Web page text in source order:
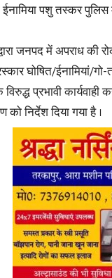
ईनामिया पशु तस्कर
जनपद में अपराध की
घोषित/ईनामियां/
प्रभावी
निर्देश दिया गया है ।